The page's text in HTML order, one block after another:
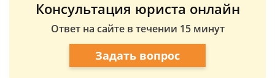
Консультация юриста онлайн
Ответ на сайте в течении 15 минут
Задать вопрос